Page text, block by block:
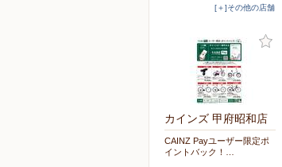
[＋]その他の店舗
カインズ 甲府昭和店
CAINZ Payユーザー限定ポ
イントバック！…